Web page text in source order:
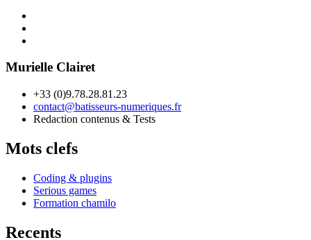
Murielle Clairet
+33 (0)9.78.28.81.23
contact@batisseurs-numeriques.fr
Redaction contenus & Tests
Mots clefs
Coding & plugins
Serious games
Formation chamilo
Recents